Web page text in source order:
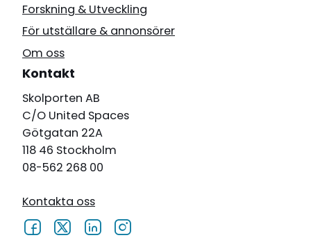
Forskning & Utveckling
För utställare & annonsörer
Om oss
Kontakt
Skolporten AB
C/O United Spaces
Götgatan 22A
118 46 Stockholm
08-562 268 00
Kontakta oss